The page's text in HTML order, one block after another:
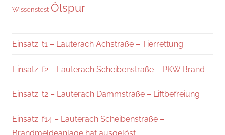
Wissenstest Ölspur
Einsatz: t1 – Lauterach Achstraße – Tierrettung
Einsatz: f2 – Lauterach Scheibenstraße – PKW Brand
Einsatz: t2 – Lauterach Dammstraße – Liftbefreiung
Einsatz: f14 – Lauterach Scheibenstraße –